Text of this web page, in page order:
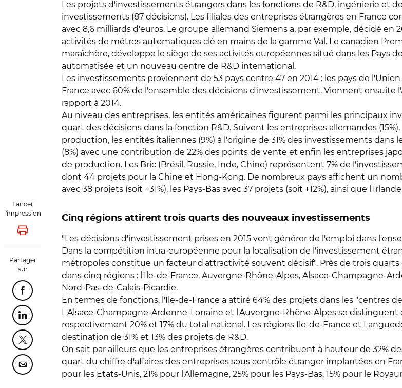
Lancer
l'impression
Lancer l'impression
Partager
sur
Partager cette page sur Facebook
Partager cette page sur Linkedin
Partager cette page sur Twitter
Partager cette page sur Courriel
Les projets d'investissements étrangers dans les fonctions de R&D, ingénierie et
investissements (87 décisions). Les filiales des entreprises étrangères en France
avec 8,6 milliards d'euros. Le groupe allemand Siemens a, par exemple, décidé en
activités de métros automatiques clé en mains de la gamme Val. Le canadien
maraîchère, développe le siège de ses activités européennes situé dans les Pays
automatisée et un nouveau centre de R&D international.
Les investissements proviennent de 53 pays contre 47 en 2014 : les pays de
France avec 60% de l'ensemble des décisions d'investissement. Viennent ensuite
rapport à 2014.
Au niveau des entreprises, les entités américaines figurent parmi les principaux
quart des décisions dans la fonction R&D. Suivent les entreprises allemandes
production, les entités italiennes (9%) à l'origine de 31% des investissements
(8%) avec une contribution de 22% des points de vente et enfin les entreprises
de production. Les Bric (Brésil, Russie, Inde, Chine) représentent 7% de
dont 44 projets pour la Chine et Hong-Kong. De nombreux pays affichent un
avec 38 projets (soit +31%), les Pays-Bas avec 37 projets (soit +12%), ainsi que
Cinq régions attirent trois quarts des nouveaux investissements
"Les décisions d'investissement prises en 2015 vont générer de l'emploi dans
Dans la compétition intra-européenne pour la localisation de l'investissement
métropoles constitue un facteur d'attractivité souvent décisif". Près de trois
dans cinq régions : l'Ile-de-France, Auvergne-Rhône-Alpes, Alsace-Champagne-
Nord-Pas-de-Calais-Picardie.
En termes de fonctions, l'Ile-de-France a attiré 64% des projets dans les "centres
L'Alsace-Champagne-Ardenne-Lorraine et l'Auvergne-Rhône-Alpes se
respectivement 20% et 17% du total national. Les régions Ile-de-France et
destination de 31% et 13% des projets de R&D.
On sait par ailleurs que les entreprises étrangères contribuent à hauteur de 32%
quart du chiffre d'affaires des entreprises sous contrôle étranger implantées en
pour les Etats-Unis, 21% pour l'Allemagne, 25% pour les Pays-Bas, 15% pour le